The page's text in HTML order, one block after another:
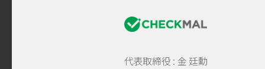
代表取締役 : 金 廷勳